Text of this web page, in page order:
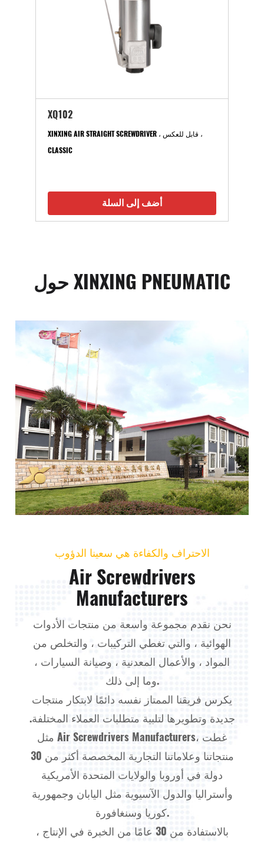
XQ102
XINXING AIR STRAIGHT SCREWDRIVER ، قابل للعكس ،
CLASSIC
أضف إلى السلة
حول XINXING PNEUMATIC
الاحتراف والكفاءة هي سعينا الدؤوب
Air Screwdrivers
Manufacturers
نحن نقدم مجموعة واسعة من منتجات الأدوات
الهوائية ، والتي تغطي التركيبات ، والتخلص من
المواد ، والأعمال المعدنية ، وصيانة السيارات ،
وما إلى ذلك.
يكرس فريقنا الممتاز نفسه دائمًا لابتكار منتجات
جديدة وتطويرها لتلبية متطلبات العملاء المختلفة.
Air Screwdrivers Manufacturers، غطت
منتجاتنا وعلاماتنا التجارية المخصصة أكثر من 30
دولة في أوروبا والولايات المتحدة الأمريكية
وأستراليا والدول الآسيوية مثل اليابان وجمهورية
كوريا وسنغافورة.
بالاستفادة من 30 عامًا من الخبرة في الإنتاج ،